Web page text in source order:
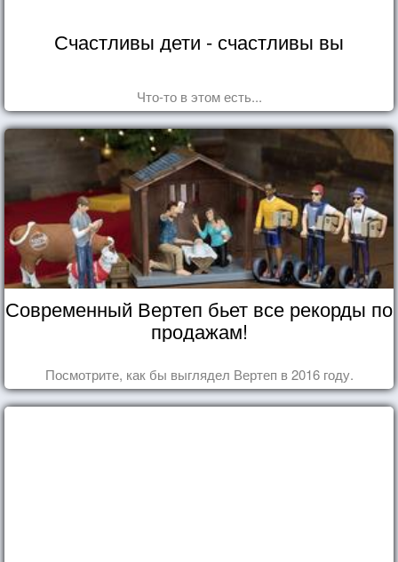
Счастливы дети - счастливы вы
Что-то в этом есть...
Современный Вертеп бьет все рекорды по
продажам!
Посмотрите, как бы выглядел Вертеп в 2016 году.